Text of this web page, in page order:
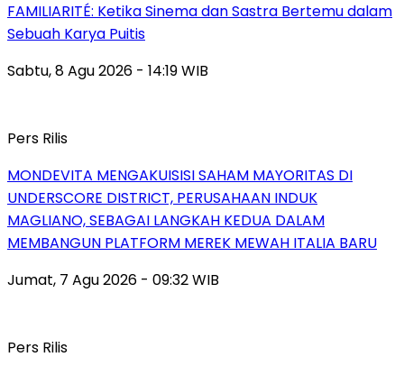
FAMILIARITÉ: Ketika Sinema dan Sastra Bertemu dalam
Sebuah Karya Puitis
Sabtu, 8 Agu 2026 - 14:19 WIB
Pers Rilis
MONDEVITA MENGAKUISISI SAHAM MAYORITAS DI
UNDERSCORE DISTRICT, PERUSAHAAN INDUK
MAGLIANO, SEBAGAI LANGKAH KEDUA DALAM
MEMBANGUN PLATFORM MEREK MEWAH ITALIA BARU
Jumat, 7 Agu 2026 - 09:32 WIB
Pers Rilis